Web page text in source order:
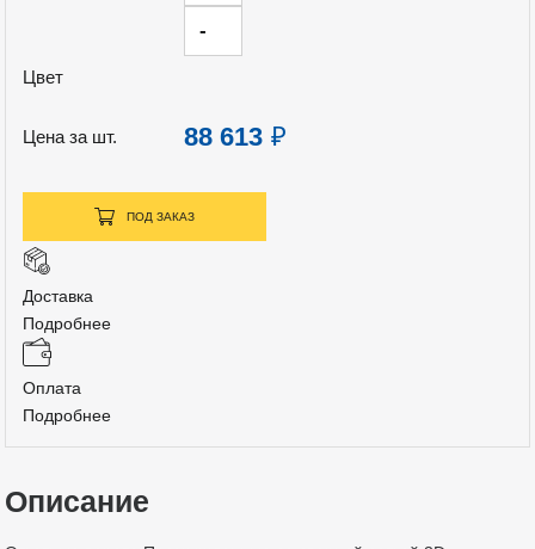
-
Цвет
Цена за шт. 88 613 ₽
ПОД ЗАКАЗ
Доставка
Подробнее
Оплата
Подробнее
Описание